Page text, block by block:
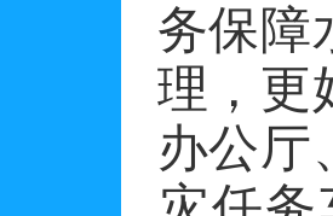
务保障
理，更
办公厅